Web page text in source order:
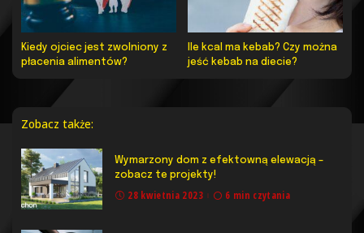
Kiedy ojciec jest zwolniony z
płacenia alimentów?
Ile kcal ma kebab? Czy można
jeść kebab na diecie?
Zobacz także:
Wymarzony dom z efektowną elewacją –
zobacz te projekty!
28 kwietnia 2023 6 min czytania